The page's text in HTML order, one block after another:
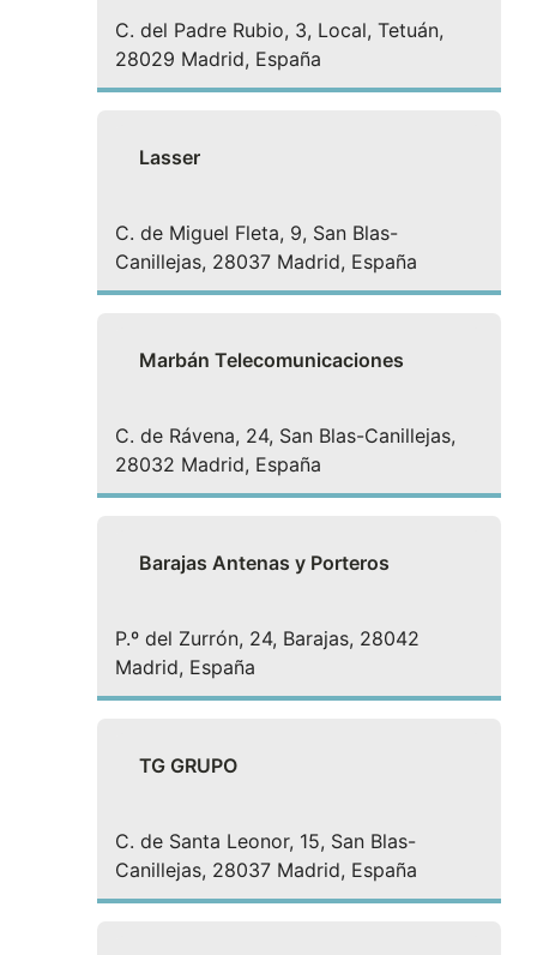
C. del Padre Rubio, 3, Local, Tetuán,
28029 Madrid, España
Lasser
C. de Miguel Fleta, 9, San Blas-
Canillejas, 28037 Madrid, España
Marbán Telecomunicaciones
C. de Rávena, 24, San Blas-Canillejas,
28032 Madrid, España
Barajas Antenas y Porteros
P.º del Zurrón, 24, Barajas, 28042
Madrid, España
TG GRUPO
C. de Santa Leonor, 15, San Blas-
Canillejas, 28037 Madrid, España